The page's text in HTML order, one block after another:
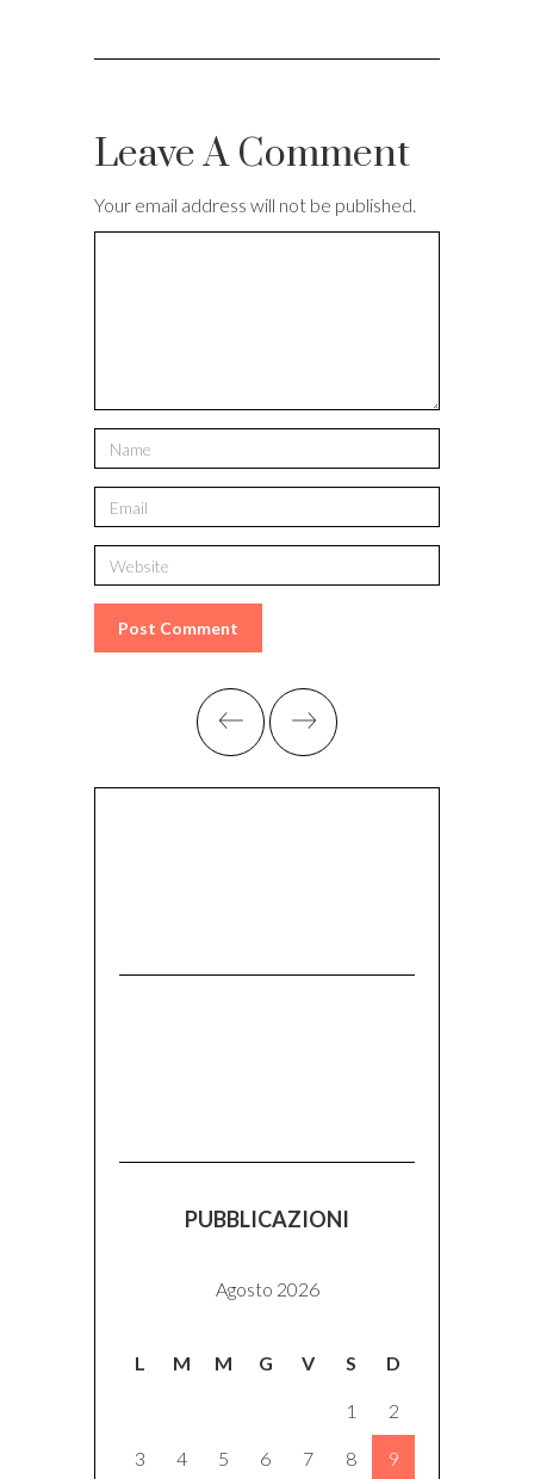
Leave A Comment
Your email address will not be published.
PUBBLICAZIONI
Agosto 2026
L M M G V S D
1 2
3 4 5 6 7 8 9